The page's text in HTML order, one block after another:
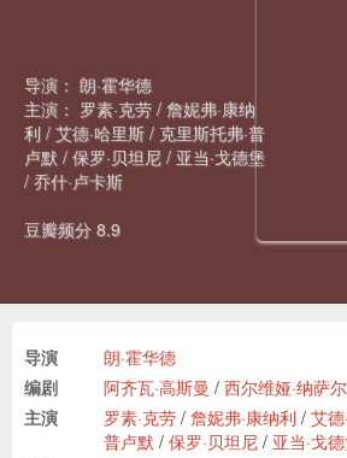
导演： 朗·霍华德
主演： 罗素·克劳 /詹妮弗·康纳
利 /艾德·哈里斯 / 克里斯托弗·普
卢默 /保罗·贝坦尼 / 亚当·戈德堡
/乔什·卢卡斯
豆瓣频分 8.9
导演
朗·霍华德
编剧
阿齐瓦·高斯曼 / 西尔维娅·纳萨尔
主演
罗素·克劳 / 詹妮弗·康纳利 / 艾
普卢默 / 保罗·贝坦尼 / 亚当·戈